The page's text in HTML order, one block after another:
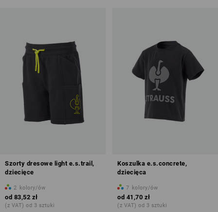
Szorty dresowe light e.s.trail,
dziecięce
2 kolory/ów
od 83,52 zł
(z VAT) od 3 sztuki
Koszulka e.s.concrete,
dziecięca
7 kolory/ów
od 41,70 zł
(z VAT) od 3 sztuki
UNIWERSALNE